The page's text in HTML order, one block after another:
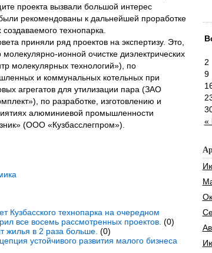
проекта вызвали большой интерес
рекомендованы к дальнейшей проработке
технопарка.
приняли ряд проектов на экспертизу. Это,
ионной очистке диэлектрических
молекулярных технологий»), по
и коммунальных котельных при
агрегатов для утилизации пара (ЗАО
по разработке, изготовлению и
алюминиевой промышленности
(ООО «Кузбасслегпром»).
Кузбасского технопарка на очередном
все восемь рассмотренных проектов. (0)
жилья в 2 раза больше. (0)
устойчивого развития малого бизнеса
«
2
9